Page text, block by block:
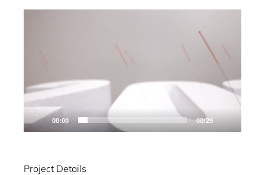
00:00 00:29
Project Details